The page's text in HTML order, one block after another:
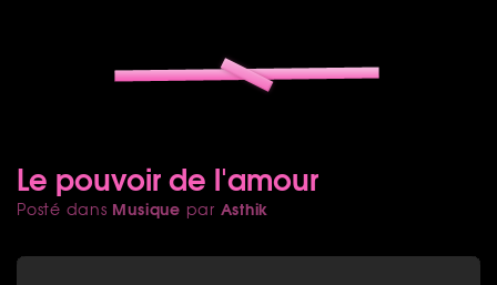
Le pouvoir de l'amour
Posté dans Musique par Asthik